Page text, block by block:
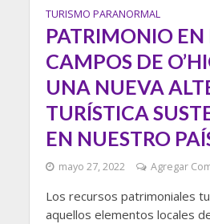
TURISMO PARANORMAL
PATRIMONIO EN
CAMPOS DE
UNA NUEVA
TURÍSTICA
EN NUESTRO
mayo 27, 2022 Agregar
Los recursos patrimoniales
aquellos elementos locales